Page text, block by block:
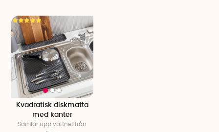
Kvadratisk diskmatta
med kanter
Samlar upp vattnet från